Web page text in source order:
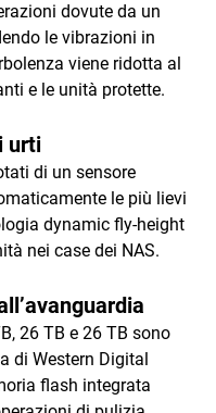
dovute da un
le vibrazioni in
viene ridotta al
e le unità protette.
urti
di un sensore
le più lievi
dynamic fly-height
nei case dei NAS.
26 TB e 26 TB sono
di Western Digital
flash integrata